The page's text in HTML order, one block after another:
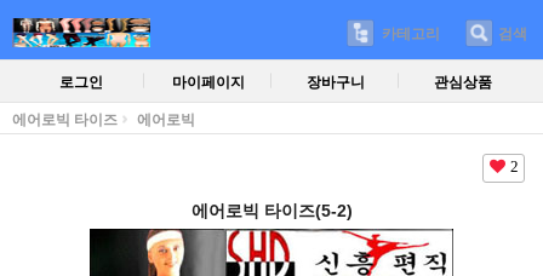
카테고리 검색
로그인 마이페이지 장바구니 관심상품
에어로빅 타이즈 에어로빅
2
에어로빅 타이즈(5-2)